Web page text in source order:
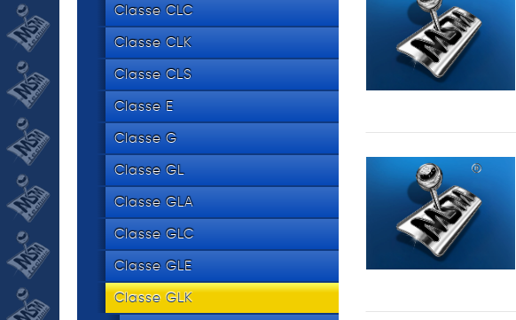
tel.
Classe CLC
Classe CLK
Classe CLS
Classe E
Classe G
Classe GL
Classe GLA
Classe GLC
Classe GLE
Classe GLK